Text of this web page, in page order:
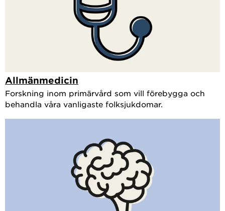
Allmänmedicin
Forskning inom primärvård som vill förebygga och
behandla våra vanligaste folksjukdomar.